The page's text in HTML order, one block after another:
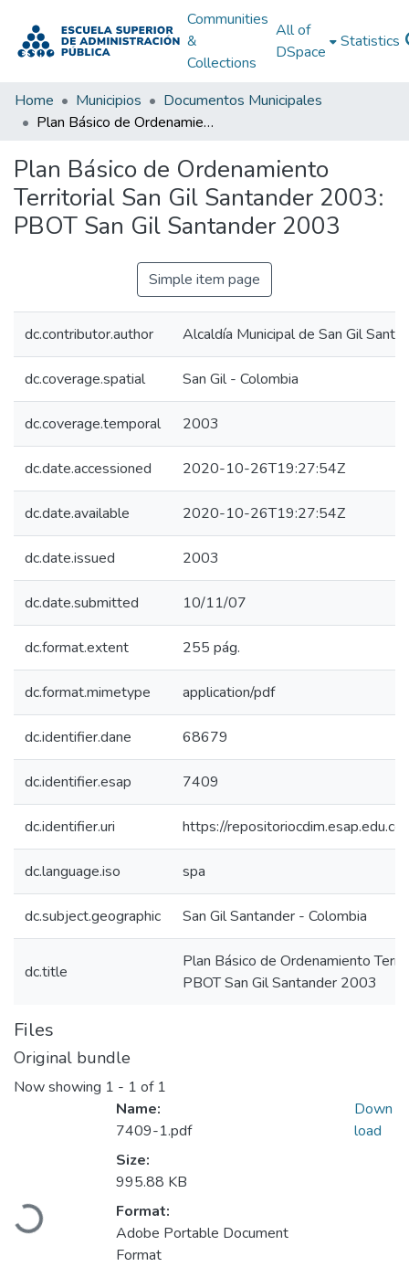
Communities
&
Collections
All of
DSpace
Statistics
Home Municipios
Documentos Municipales
Plan Básico de Ordenamiento Territorial San Gil Santander 2003: PBOT San Gil Santander 2003
Plan Básico de Ordenamiento
Territorial San Gil Santander 2003:
PBOT San Gil Santander 2003
Simple item page
dc.contributor.author Alcaldía Municipal de San Gil
dc.coverage.spatial San Gil - Colombia
dc.coverage.temporal 2003
dc.date.accessioned 2020-10-26T19:27:54Z
dc.date.available 2020-10-26T19:27:54Z
dc.date.issued 2003
dc.date.submitted 10/11/07
dc.format.extent 255 pág.
dc.format.mimetype application/pdf
dc.identifier.dane 68679
dc.identifier.esap 7409
dc.identifier.uri https://
dc.language.iso spa
dc.subject.geographic San Gil Santander - Colombia
dc.title
Plan Básico de Ordenamiento
PBOT San Gil Santander 2003
Files
Original bundle
Now showing 1 - 1 of 1
Loading...
Name:
7409-1.pdf
Size:
995.88 KB
Format:
Adobe Portable Document
Format
Down
load